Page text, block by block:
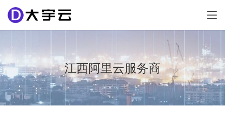
江西阿里云服务商